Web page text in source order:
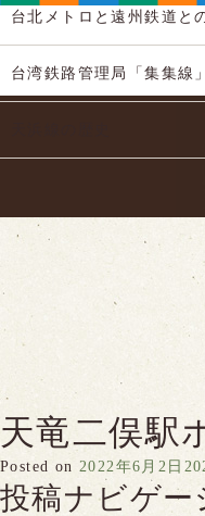
天竜二俣駅
Posted on2022年6月2日
投稿ナビゲー
台北メトロと遠州鉄道と
台湾鉄路管理局「集集線